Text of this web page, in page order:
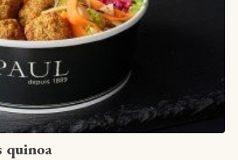
View article
quinoa